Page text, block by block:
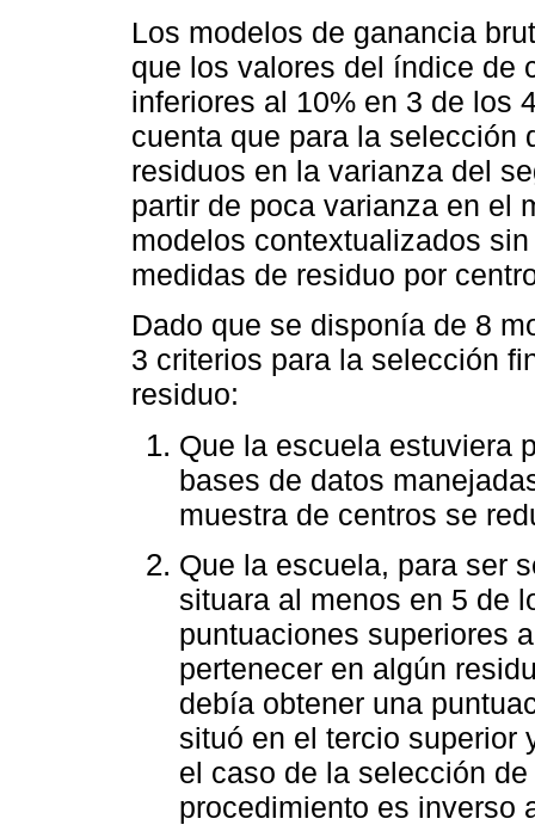
Los modelos de ganancia
que los valores del índice de
inferiores al 10% en 3 de los
cuenta que para la selección
residuos en la varianza del
partir de poca varianza en el
modelos contextualizados
medidas de residuo por
Dado que se disponía de 8
3 criterios para la selección
residuo:
Que la escuela estuviera
bases de datos
muestra de centros se
Que la escuela, para ser
situara al menos en 5 de
puntuaciones superiores
pertenecer en algún
debía obtener una
situó en el tercio superior
el caso de la selección
procedimiento es inverso